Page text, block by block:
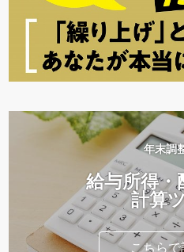
年末調
給与所得・
計算
こちら